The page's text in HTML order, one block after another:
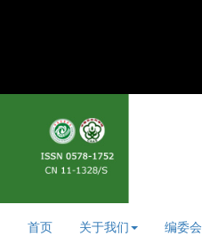
首页 关于我们 编委会